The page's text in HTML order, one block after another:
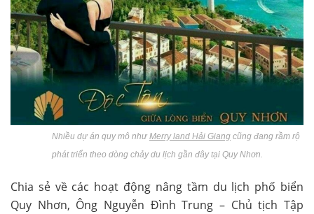
Nhiều dự án quy mô như Merry land Hải Giang cũng đang rầm rộ
phát triển theo dòng chảy du lịch gần đây tại Quy Nhơn.
Chia sẻ về các hoạt động nâng tầm du lịch phố biển
Quy Nhơn, Ông Nguyễn Đình Trung – Chủ tịch Tập